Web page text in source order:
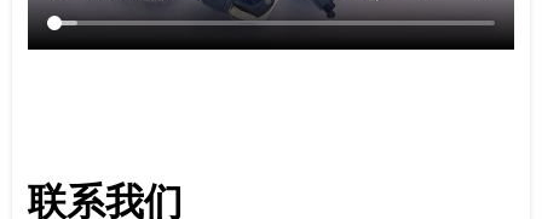
联系我们